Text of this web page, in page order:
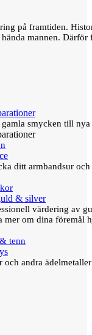
på framtiden.
mannen.
smycken till
ditt armbandsur
& silver
värdering av
mer om dina föremål
tenn
andra